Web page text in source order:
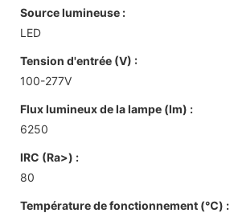
Source lumineuse :
LED
Tension d'entrée (V) :
100-277V
Flux lumineux de la lampe (lm) :
6250
IRC (Ra>) :
80
Température de fonctionnement (℃) :